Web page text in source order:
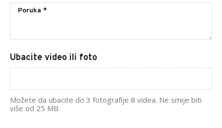
Ubacite video ili foto
Možete da ubacite do 3 fotografije ili videa. Ne smije biti
više od 25 MB.